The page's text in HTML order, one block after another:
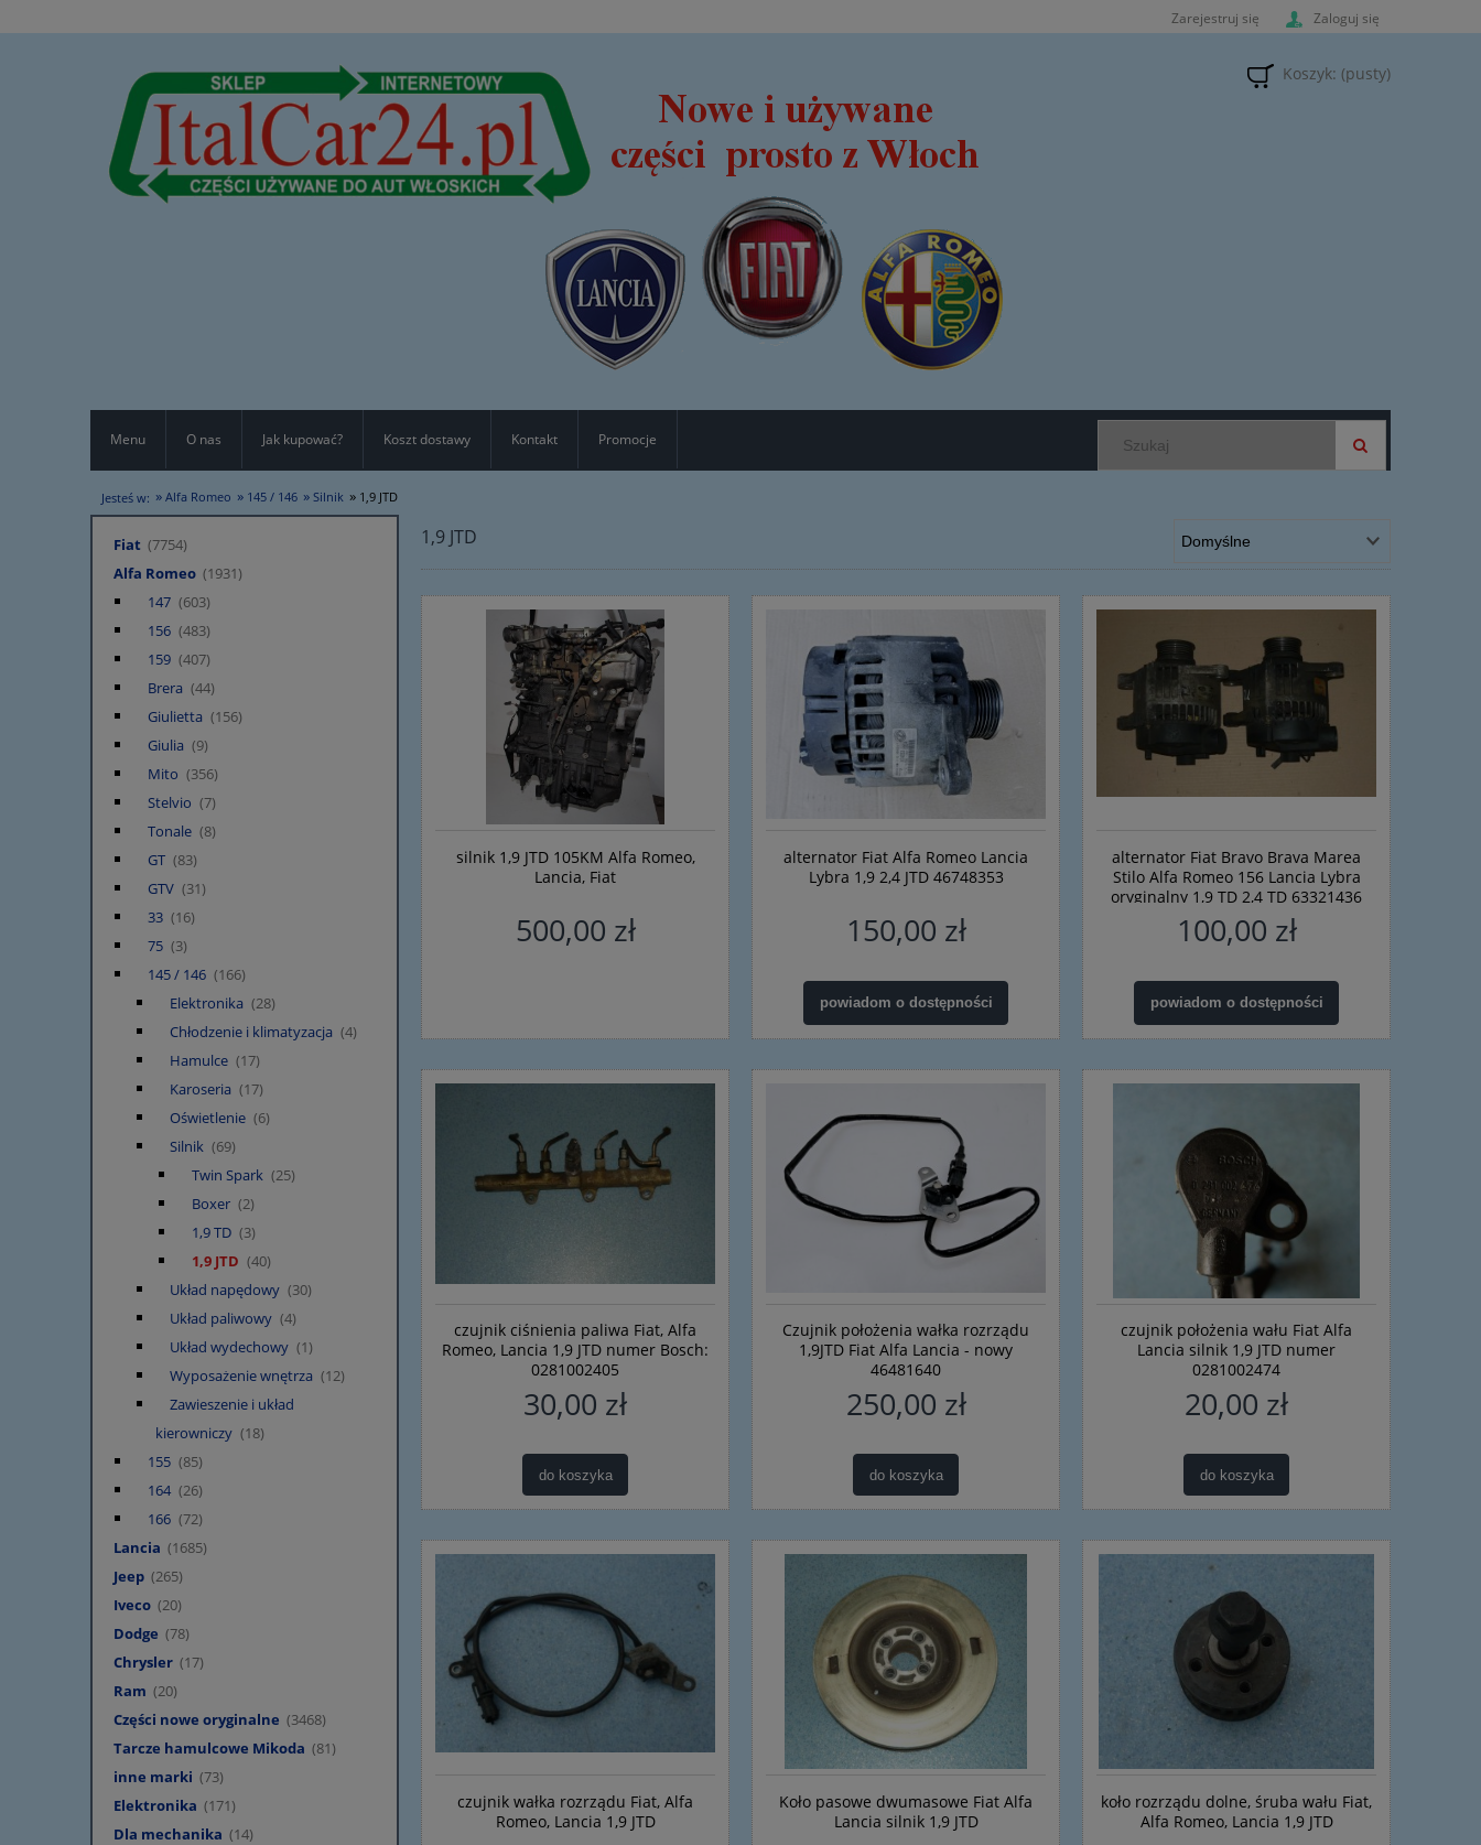
Zarejestruj się Zaloguj się
Koszyk: (pusty)
Menu O nas Jak kupować? Koszt dostawy Kontakt Promocje
Jesteś w: » Alfa Romeo » 145 / 146 » Silnik » 1,9 JTD
Fiat (7754)
Alfa Romeo (1931)
147 (603)
156 (483)
159 (407)
Brera (44)
Giulietta (156)
Giulia (9)
Mito (356)
Stelvio (7)
Tonale (8)
GT (83)
GTV (31)
33 (16)
75 (3)
145 / 146 (166)
Elektronika (28)
Chłodzenie i klimatyzacja (4)
Hamulce (17)
Karoseria (17)
Oświetlenie (6)
Silnik (69)
Twin Spark (25)
Boxer (2)
1,9 TD (3)
1,9 JTD (40)
Układ napędowy (30)
Układ paliwowy (4)
Układ wydechowy (1)
Wyposażenie wnętrza (12)
Zawieszenie i układ
kierowniczy (18)
155 (85)
164 (26)
166 (72)
Lancia (1685)
Jeep (265)
Iveco (20)
Dodge (78)
Chrysler (17)
Ram (20)
Części nowe oryginalne (3468)
Tarcze hamulcowe Mikoda (81)
inne marki (73)
Elektronika (171)
Dla mechanika (14)
1,9 JTD
silnik 1,9 JTD 105KM Alfa Romeo,
Lancia, Fiat
500,00 zł
alternator Fiat Alfa Romeo Lancia
Lybra 1,9 2,4 JTD 46748353
150,00 zł
powiadom o dostępności
alternator Fiat Bravo Brava Marea
Stilo Alfa Romeo 156 Lancia Lybra
oryginalny 1,9 TD 2,4 TD 63321436
100 A
100,00 zł
powiadom o dostępności
czujnik ciśnienia paliwa Fiat, Alfa
Romeo, Lancia 1,9 JTD numer Bosch:
0281002405
30,00 zł
do koszyka
Czujnik położenia wałka rozrządu
1,9JTD Fiat Alfa Lancia - nowy
46481640
250,00 zł
do koszyka
czujnik położenia wału Fiat Alfa
Lancia silnik 1,9 JTD numer
0281002474
20,00 zł
do koszyka
czujnik wałka rozrządu Fiat, Alfa
Romeo, Lancia 1,9 JTD
Koło pasowe dwumasowe Fiat Alfa
Lancia silnik 1,9 JTD
koło rozrządu dolne, śruba wału Fiat,
Alfa Romeo, Lancia 1,9 JTD